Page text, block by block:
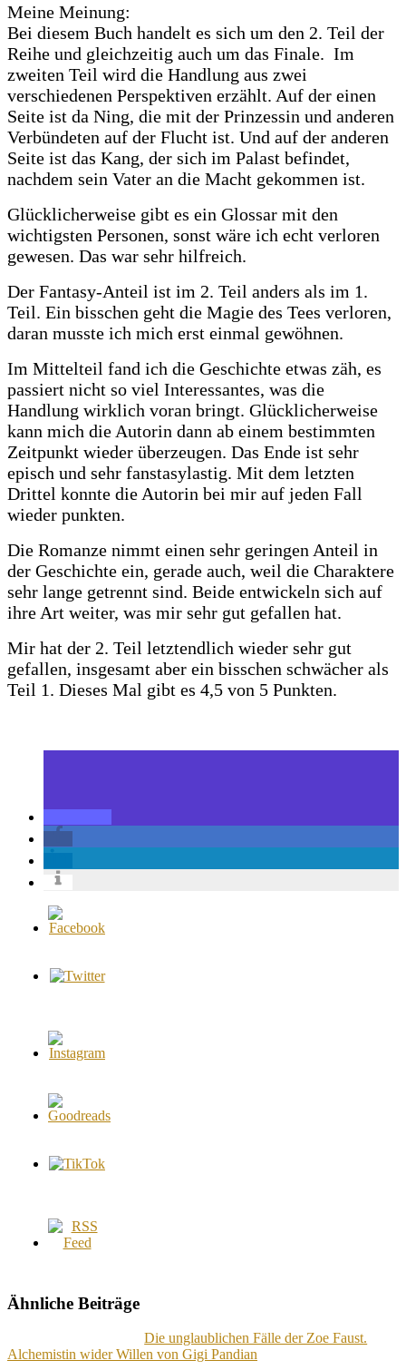
Meine Meinung:
Bei diesem Buch handelt es sich um den 2. Teil der
Reihe und gleichzeitig auch um das Finale. Im
zweiten Teil wird die Handlung aus zwei
verschiedenen Perspektiven erzählt. Auf der einen
Seite ist da Ning, die mit der Prinzessin und anderen
Verbündeten auf der Flucht ist. Und auf der anderen
Seite ist das Kang, der sich im Palast befindet,
nachdem sein Vater an die Macht gekommen ist.
Glücklicherweise gibt es ein Glossar mit den
wichtigsten Personen, sonst wäre ich echt verloren
gewesen. Das war sehr hilfreich.
Der Fantasy-Anteil ist im 2. Teil anders als im 1.
Teil. Ein bisschen geht die Magie des Tees verloren,
daran musste ich mich erst einmal gewöhnen.
Im Mittelteil fand ich die Geschichte etwas zäh, es
passiert nicht so viel Interessantes, was die
Handlung wirklich voran bringt. Glücklicherweise
kann mich die Autorin dann ab einem bestimmten
Zeitpunkt wieder überzeugen. Das Ende ist sehr
episch und sehr fanstasylastig. Mit dem letzten
Drittel konnte die Autorin bei mir auf jeden Fall
wieder punkten.
Die Romanze nimmt einen sehr geringen Anteil in
der Geschichte ein, gerade auch, weil die Charaktere
sehr lange getrennt sind. Beide entwickeln sich auf
ihre Art weiter, was mir sehr gut gefallen hat.
Mir hat der 2. Teil letztendlich wieder sehr gut
gefallen, insgesamt aber ein bisschen schwächer als
Teil 1. Dieses Mal gibt es 4,5 von 5 Punkten.
Ähnliche Beiträge
Die unglaublichen Fälle der Zoe Faust.
Alchemistin wider Willen von Gigi Pandian